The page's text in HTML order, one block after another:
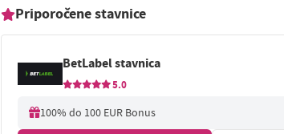
Priporočene stavnice
BetLabel stavnica
5.0
100% do 100 EUR Bonus